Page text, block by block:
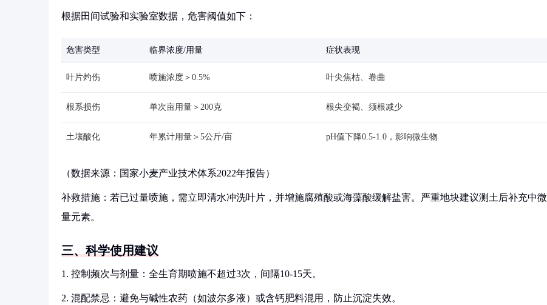
根据田间试验和实验室数据，危害阈值如下：
危害类型 临界浓度/用量 症状表现
叶片灼伤 喷施浓度＞0.5% 叶尖焦枯、卷曲
根系损伤 单次亩用量＞200克 根尖变褐、须根减少
土壤酸化 年累计用量＞5公斤/亩 pH值下降0.5-1.0，影响微生物
（数据来源：国家小麦产业技术体系2022年报告）
补救措施：若已过量喷施，需立即清水冲洗叶片，并增施腐殖酸或海藻酸缓解盐害。严重地块建议测土后补充中微
量元素。
三、科学使用建议
1. 控制频次与剂量：全生育期喷施不超过3次，间隔10-15天。
2. 混配禁忌：避免与碱性农药（如波尔多液）或含钙肥料混用，防止沉淀失效。